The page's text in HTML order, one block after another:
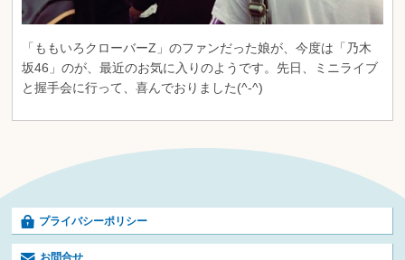
「ももいろクローバーZ」のファンだった娘が、今度は「乃木
坂46」のが、最近のお気に入りのようです。先日、ミニライブ
と握手会に行って、喜んでおりました(^-^)
プライバシーポリシー